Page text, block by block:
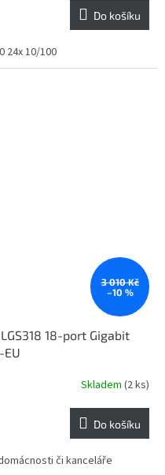
Do košíku
24x 10/100
3 010 Kč
–10 %
18-port Gigabit
EU
Skladem (2 ks)
Do košíku
či kanceláře